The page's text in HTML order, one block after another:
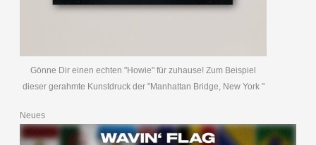
Gönne Dir einen echten "Howie" für zuhause! Zum Beispiel
dieser gerahmte Kunstdruck der "Manhattan Bridge, New York "
Neues